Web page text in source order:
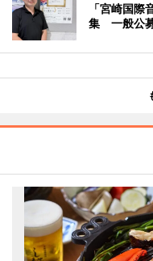
「宮崎国
集 一般公